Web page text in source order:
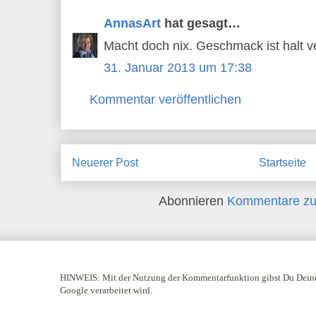
AnnasArt hat gesagt…
Macht doch nix. Geschmack ist halt
31. Januar 2013 um 17:38
Kommentar veröffentlichen
Neuerer Post Startseite
Abonnieren Kommentare
HINWEIS: Mit der Nutzung der Kommentarfunktion gibst Du
Google verarbeitet wird.